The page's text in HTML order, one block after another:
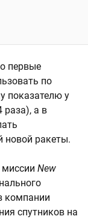
первые
по
показателю у
раза), а в
новой ракеты.
миссии New
компании
спутников на